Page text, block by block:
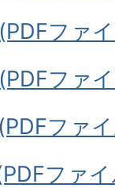
ファ
ファ
ファ
ファ